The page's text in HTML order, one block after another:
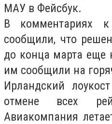
МАУ в Фейсбук.
В комментариях
сообщили, что
до конца марта еще
им сообщили на
Ирландский
отмене всех
Авиакомпания